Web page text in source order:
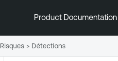
Product Documentation
Risques > Détections